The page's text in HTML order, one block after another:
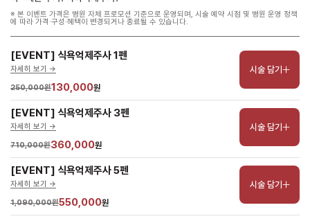
※ 본 이벤트 가격은 병원 자체 프로모션 기준으로 운영되며, 시술 예약 시점 및 병원 운영 정책
에 따라 가격·구성·혜택이 변경되거나 종료될 수 있습니다.
[EVENT] 식욕억제주사 1펜
자세히 보기 ->
250,000원130,000원
시술 담기
[EVENT] 식욕억제주사 3펜
자세히 보기 ->
710,000원360,000원
시술 담기
[EVENT] 식욕억제주사 5펜
자세히 보기 ->
1,090,000원550,000원
시술 담기